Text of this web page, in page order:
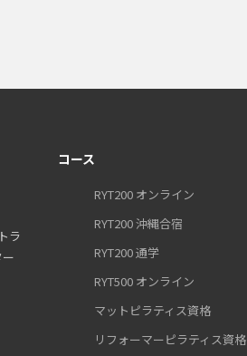
ラ
コース
RYT200 オンライン
RYT200 沖縄合宿
RYT200 通学
RYT500 オンライン
マットピラティス資格
リフォーマーピラティス資格